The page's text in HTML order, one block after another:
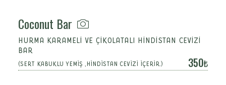
Coconut Bar
HURMA KARAMELİ VE ÇİKOLATALI HİNDİSTAN CEVİZİ
BAR
(SERT KABUKLU YEMİŞ ,HİNDİSTAN CEVİZİ İÇERİR.) 350